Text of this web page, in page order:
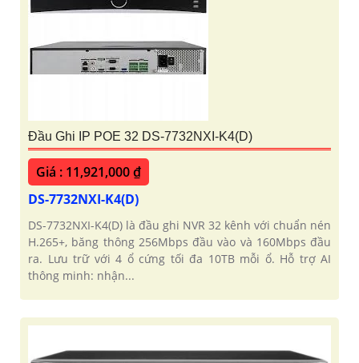
Đầu Ghi IP POE 32 DS-7732NXI-K4(D)
Giá : 11,921,000 ₫
DS-7732NXI-K4(D)
DS-7732NXI-K4(D) là đầu ghi NVR 32 kênh với chuẩn nén
H.265+, băng thông 256Mbps đầu vào và 160Mbps đầu
ra. Lưu trữ với 4 ổ cứng tối đa 10TB mỗi ổ. Hỗ trợ AI
thông minh: nhận...